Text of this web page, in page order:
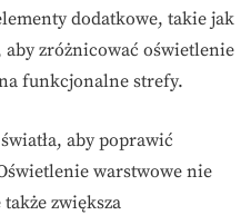
dodatkowe, takie jak
aby zróżnicować oświetlenie
funkcjonalne strefy.
aby poprawić
warstwowe nie
zwiększa